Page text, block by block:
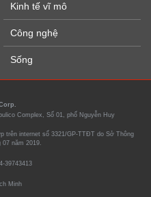
Kinh tế vĩ mô
Công nghệ
Sống
Complex, Số 01, phố Nguyễn Huy
trên internet số 3321/GP-TTĐT do Sở Thông
năm 2019.
39743413
Minh